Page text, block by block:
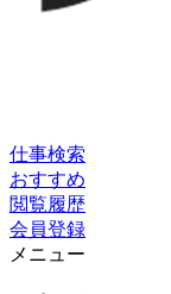
仕事検索
おすすめ
閲覧履歴
会員登録
メニュー